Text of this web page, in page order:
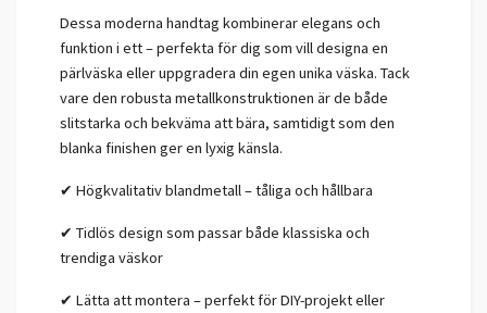
Dessa moderna handtag kombinerar elegans och
funktion i ett – perfekta för dig som vill designa en
pärlväska eller uppgradera din egen unika väska. Tack
vare den robusta metallkonstruktionen är de både
slitstarka och bekväma att bära, samtidigt som den
blanka finishen ger en lyxig känsla.
✔ Högkvalitativ blandmetall – tåliga och hållbara
✔ Tidlös design som passar både klassiska och
trendiga väskor
✔ Lätta att montera – perfekt för DIY-projekt eller